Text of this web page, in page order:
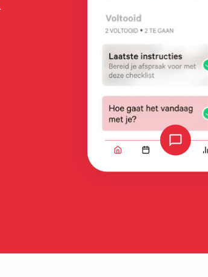
nazorg en een geweldig
het laten
een
verstand van
Lees verder
Bekijk alle